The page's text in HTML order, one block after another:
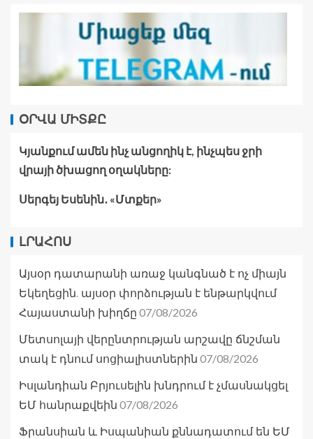
ՕՐՎԱ ՄԻՏՔԸ
Կյանքում ամեն ինչ անցողիկ է, ինչպես ջրի
վրայի ծխացող օղակները:
Սերգեյ Եսենին․ «Մտքեր»
ԼՐԱՀՈՍ
Այսօր դատարանի առաջ կանգնած է ոչ միայն
Եկեղեցին. այսօր փորձության է ենթարկվում
Հայաստանի խիղճը 07/08/2026
Մետսոլայի վերընտրության արշավը ճնշման
տակ է դնում սոցիալիստներին 07/08/2026
Իսլանդիան Բրյուսելին խնդրում է չմասնակցել
ԵՄ հանրաքվեին 07/08/2026
Ֆրանսիան և Իսպանիան քննադատում են ԵՄ